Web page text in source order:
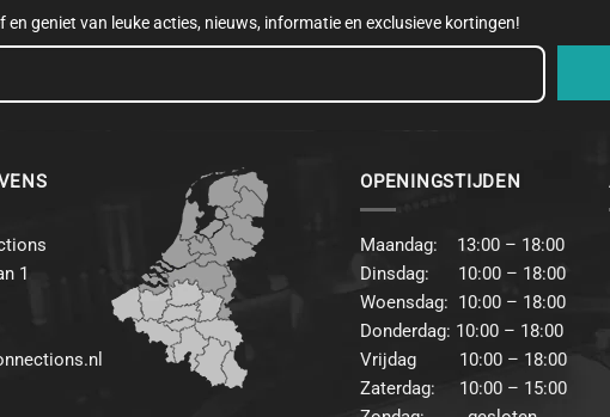
en geniet van leuke acties, nieuws, informatie en exclusieve kortingen!
1
OPENINGSTIJDEN
Maandag: 13:00 – 18:00
Dinsdag: 10:00 – 18:00
Woensdag: 10:00 – 18:00
Donderdag: 10:00 – 18:00
Vrijdag 10:00 – 18:00
Zaterdag: 10:00 – 15:00